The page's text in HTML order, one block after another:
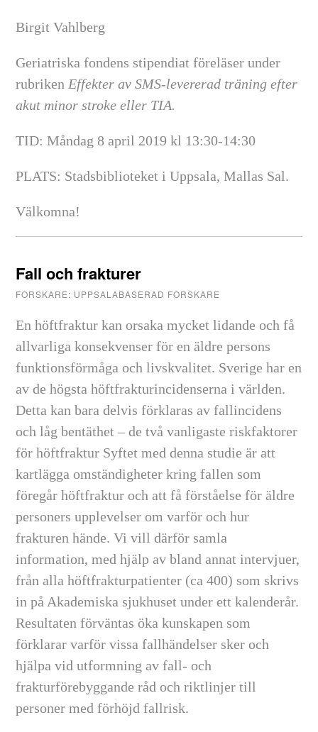
Birgit Vahlberg
Geriatriska fondens stipendiat föreläser under
rubriken Effekter av SMS-levererad träning efter
akut minor stroke eller TIA.
TID: Måndag 8 april 2019 kl 13:30-14:30
PLATS: Stadsbiblioteket i Uppsala, Mallas Sal.
Välkomna!
Fall och frakturer
FORSKARE: UPPSALABASERAD FORSKARE
En höftfraktur kan orsaka mycket lidande och få
allvarliga konsekvenser för en äldre persons
funktionsförmåga och livskvalitet. Sverige har en
av de högsta höftfrakturincidenserna i världen.
Detta kan bara delvis förklaras av fallincidens
och låg bentäthet – de två vanligaste riskfaktorer
för höftfraktur Syftet med denna studie är att
kartlägga omständigheter kring fallen som
föregår höftfraktur och att få förståelse för äldre
personers upplevelser om varför och hur
frakturen hände. Vi vill därför samla
information, med hjälp av bland annat intervjuer,
från alla höftfrakturpatienter (ca 400) som skrivs
in på Akademiska sjukhuset under ett kalenderår.
Resultaten förväntas öka kunskapen som
förklarar varför vissa fallhändelser sker och
hjälpa vid utformning av fall- och
frakturförebyggande råd och riktlinjer till
personer med förhöjd fallrisk.